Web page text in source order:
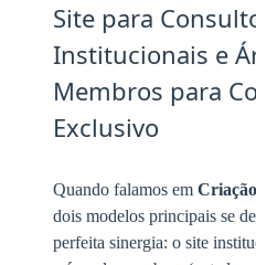
Site para
Institucionais e
Membros para
Exclusivo
Quando falamos em
dois modelos principais se
perfeita sinergia: o site